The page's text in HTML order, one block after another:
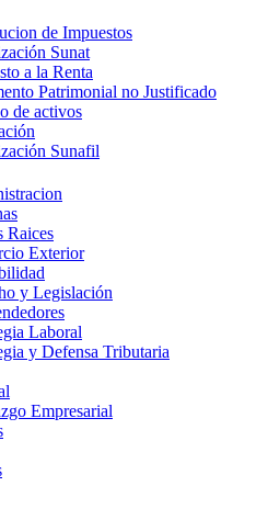
de Impuestos
Sunat
a la Renta
Patrimonial no Justificado
de activos
Sunafil
Raices
Exterior
y Legislación
Laboral
y Defensa Tributaria
Empresarial